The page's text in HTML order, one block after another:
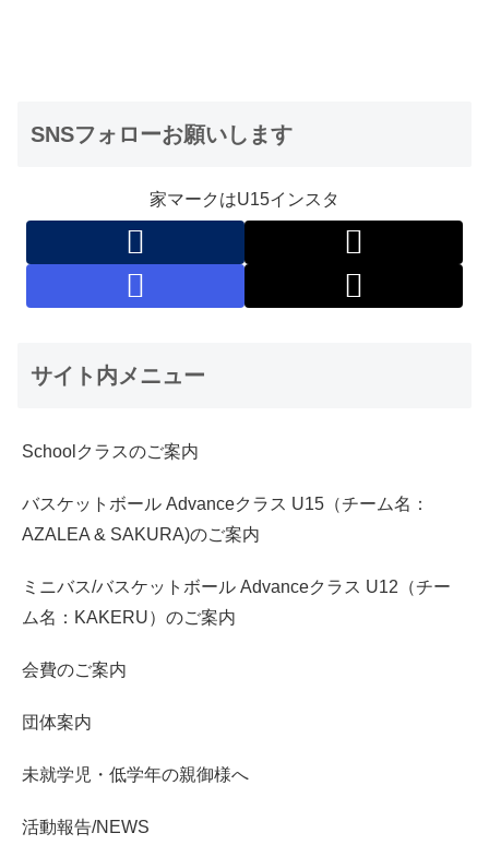
SNSフォローお願いします
家マークはU15インスタ
サイト内メニュー
Schoolクラスのご案内
バスケットボール Advanceクラス U15（チーム名：
AZALEA & SAKURA)のご案内
ミニバス/バスケットボール Advanceクラス U12（チー
ム名：KAKERU）のご案内
会費のご案内
団体案内
未就学児・低学年の親御様へ
活動報告/NEWS